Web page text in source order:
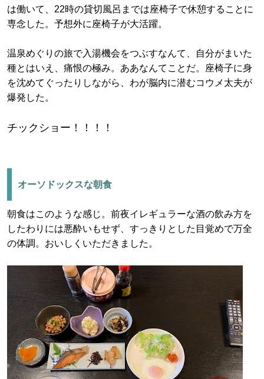
は働いて、22時の貸切風呂までは座椅子で休憩することに
専念した。予想外に座椅子が大活躍。
温泉めぐりの旅で入湯機会をつぶすなんて、自分がまいた
種とはいえ、痛恨の極み。ああなんてことだ。座椅子に身
を沈めてぐったりしながら、わが脳内に潜むコウメ太夫が
爆発した。
チックショー！！！！
オーソドックスな朝食
朝食はこのような感じ。前夜イレギュラーな酒の飲み方を
したわりには悪酔いもせず、すっきりとした目覚めで万全
の体調。おいしくいただきました。